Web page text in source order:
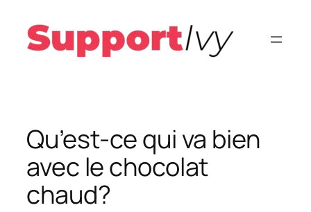
contenu
Qu’est-ce qui va bien
avec le chocolat
chaud?